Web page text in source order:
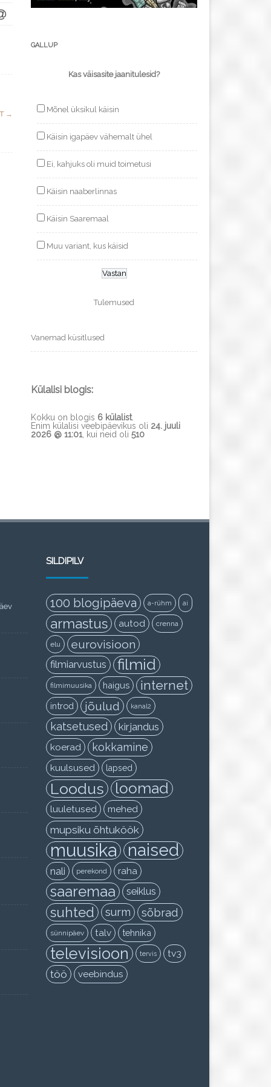
→
GALLUP
Kas väisasite jaanitulesid?
Mõnel üksikul käisin
Käisin igapäev vähemalt ühel
Ei, kahjuks oli muid toimetusi
Käisin naaberlinnas
Käisin Saaremaal
Muu variant, kus käisid
Tulemused
Vanemad küsitlused
Külalisi blogis:
Kokku on blogis 6 külalist.
Enim külalisi veebipäevikus oli 24. juuli
2026 @ 11:01 , kui neid oli 510
SILDIPILV
100 blogipäeva a-rühm ai
armastus autod crenna
elu eurovisioon
filmiarvustus filmid
filmimuusika haigus internet
introd jõulud kanal2
katsetused kirjandus
koerad kokkamine
kuulsused lapsed
Loodus loomad
luuletused mehed
mupsiku õhtuköök
muusika naised
nali perekond raha
saaremaa seiklus
suhted surm sõbrad
sünnipäev talv tehnika
televisioon tervis tv3
töö veebindus